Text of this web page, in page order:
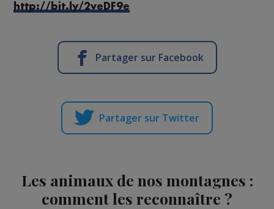
http://bit.ly/2veDF9e
Partager sur Facebook
Partager sur Twitter
Les animaux de nos montagnes :
comment les reconnaître ?